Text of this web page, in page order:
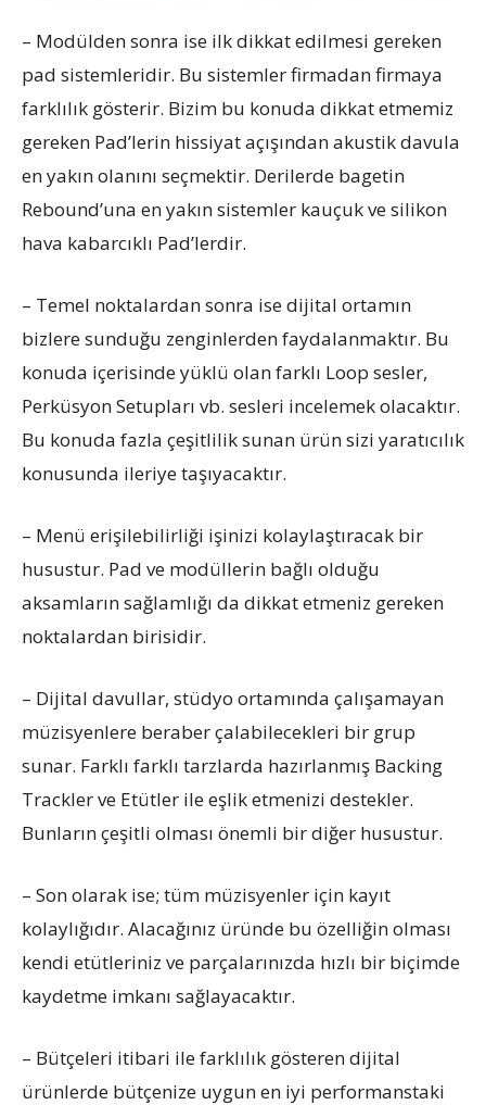
– Modülden sonra ise ilk dikkat edilmesi gereken
pad sistemleridir. Bu sistemler firmadan firmaya
farklılık gösterir. Bizim bu konuda dikkat etmemiz
gereken Pad’lerin hissiyat açışından akustik davula
en yakın olanını seçmektir. Derilerde bagetin
Rebound’una en yakın sistemler kauçuk ve silikon
hava kabarcıklı Pad’lerdir.
– Temel noktalardan sonra ise dijital ortamın
bizlere sunduğu zenginlerden faydalanmaktır. Bu
konuda içerisinde yüklü olan farklı Loop sesler,
Perküsyon Setupları vb. sesleri incelemek olacaktır.
Bu konuda fazla çeşitlilik sunan ürün sizi yaratıcılık
konusunda ileriye taşıyacaktır.
– Menü erişilebilirliği işinizi kolaylaştıracak bir
husustur. Pad ve modüllerin bağlı olduğu
aksamların sağlamlığı da dikkat etmeniz gereken
noktalardan birisidir.
– Dijital davullar, stüdyo ortamında çalışamayan
müzisyenlere beraber çalabilecekleri bir grup
sunar. Farklı farklı tarzlarda hazırlanmış Backing
Trackler ve Etütler ile eşlik etmenizi destekler.
Bunların çeşitli olması önemli bir diğer husustur.
– Son olarak ise; tüm müzisyenler için kayıt
kolaylığıdır. Alacağınız üründe bu özelliğin olması
kendi etütleriniz ve parçalarınızda hızlı bir biçimde
kaydetme imkanı sağlayacaktır.
– Bütçeleri itibari ile farklılık gösteren dijital
ürünlerde bütçenize uygun en iyi performanstaki